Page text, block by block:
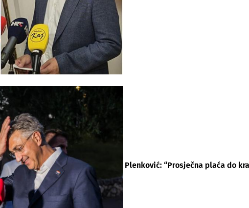
Plenković: “Prosječna plaća do